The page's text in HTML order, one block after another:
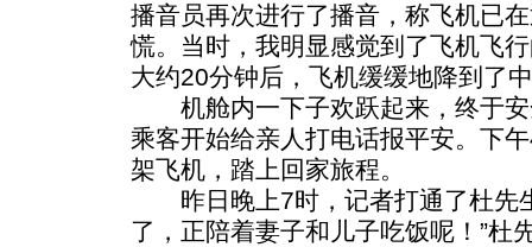
播音员再次进行了播音，称飞机已
慌。当时，我明显感觉到了飞机飞
大约20分钟后，飞机缓缓地降到了
机舱内一下子欢跃起来，终于安
乘客开始给亲人打电话报平安。下
架飞机，踏上回家旅程。
昨日晚上7时，记者打通了杜先
了，正陪着妻子和儿子吃饭呢！”杜